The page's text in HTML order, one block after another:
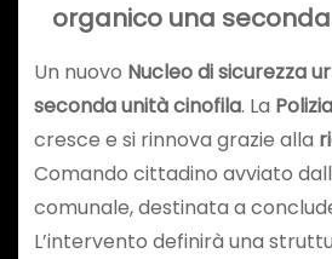
organico una
Un nuovo Nucleo di sicurezza
seconda unità cinofila. La
cresce e si rinnova grazie alla
Comando cittadino avviato
comunale, destinata a
L’intervento definirà una